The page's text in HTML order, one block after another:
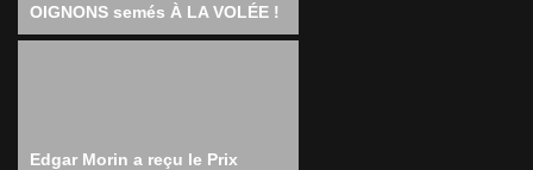
OIGNONS semés À LA VOLÉE !
Edgar Morin a reçu le Prix